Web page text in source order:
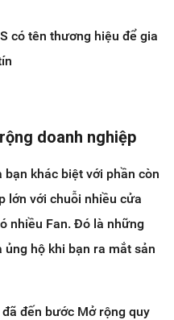
có tên thương hiệu để gia
doanh nghiệp
khác biệt với phần còn
lớn với chuỗi nhiều cửa
nhiều Fan. Đó là những
ủng hộ khi bạn ra mắt sản
đến bước Mở rộng quy